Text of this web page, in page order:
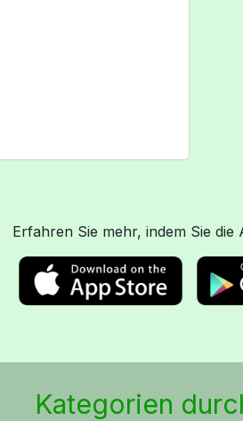
Erfahren Sie mehr, indem Sie
Kategorien